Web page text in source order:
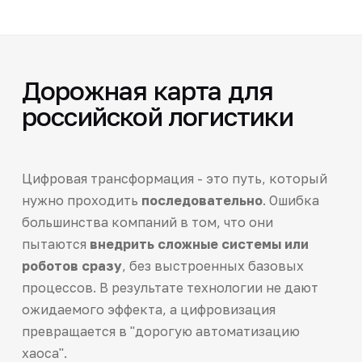
Дорожная карта для
российской логистики
Цифровая трансформация - это путь, который
нужно проходить последовательно. Ошибка
большинства компаний в том, что они
пытаются внедрить сложные системы или
роботов сразу, без выстроенных базовых
процессов. В результате технологии не дают
ожидаемого эффекта, а цифровизация
превращается в "дорогую автоматизацию
хаоса".